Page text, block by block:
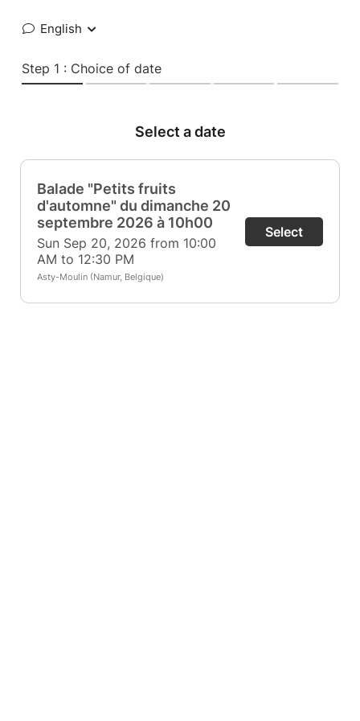
English
Step 1 : Choice of date
Select a date
Balade "Petits fruits
d'automne" du dimanche 20
septembre 2026 à 10h00
Sun Sep 20, 2026 from 10:00
AM to 12:30 PM
Asty-Moulin (Namur, Belgique)
Select